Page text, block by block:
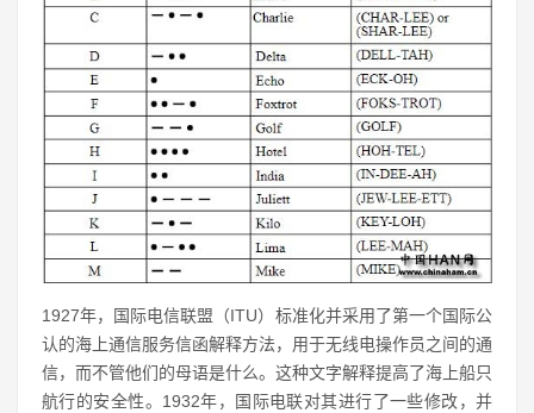
1927年，国际电信联盟（ITU）标准化并采用了第一个国际公
认的海上通信服务信函解释方法，用于无线电操作员之间的通
信，而不管他们的母语是什么。这种文字解释提高了海上船只
航行的安全性。1932年，国际电联对其进行了一些修改，并